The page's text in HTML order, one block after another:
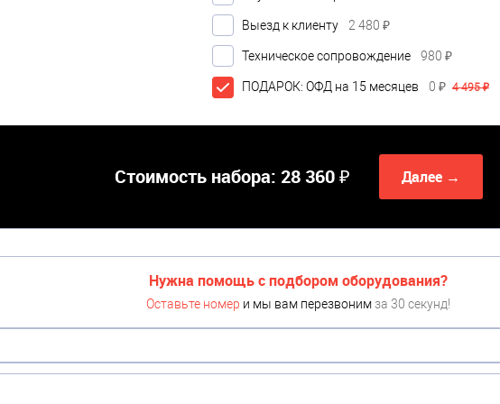
Выезд к клиенту 2 480 ₽
Техническое сопровождение 980 ₽
ПОДАРОК: ОФД на 15 месяцев 0 ₽ 4 495 ₽
Стоимость набора: 28 360 ₽ Далее →
Нужна помощь с подбором оборудования?
Оставьте номер и мы вам перезвоним за 30 секунд!